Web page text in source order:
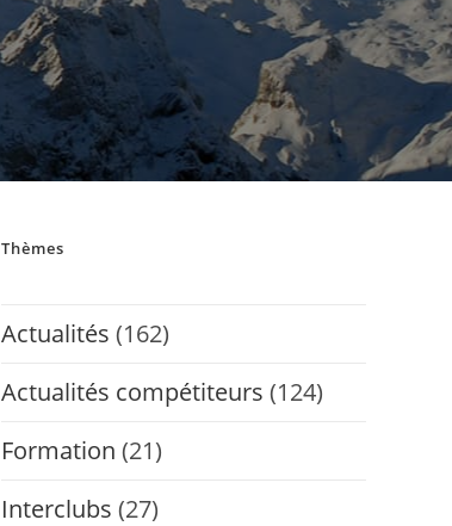
Thèmes
Actualités (162)
Actualités compétiteurs (124)
Formation (21)
Interclubs (27)